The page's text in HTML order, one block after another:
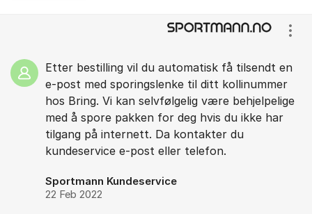
Etter bestilling vil du automatisk få tilsendt en
e-post med sporingslenke til ditt kollinummer
hos Bring. Vi kan selvfølgelig være behjelpelige
med å spore pakken for deg hvis du ikke har
tilgang på internett. Da kontakter du
kundeservice e-post eller telefon.
Sportmann Kundeservice
22 Feb 2022
Vis/